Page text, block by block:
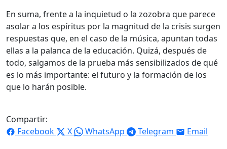
En suma, frente a la inquietud o la zozobra que parece
asolar a los espíritus por la magnitud de la crisis surgen
respuestas que, en el caso de la música, apuntan todas
ellas a la palanca de la educación. Quizá, después de
todo, salgamos de la prueba más sensibilizados de qué
es lo más importante: el futuro y la formación de los
que lo harán posible.
Compartir:
Facebook
X WhatsApp Telegram Email